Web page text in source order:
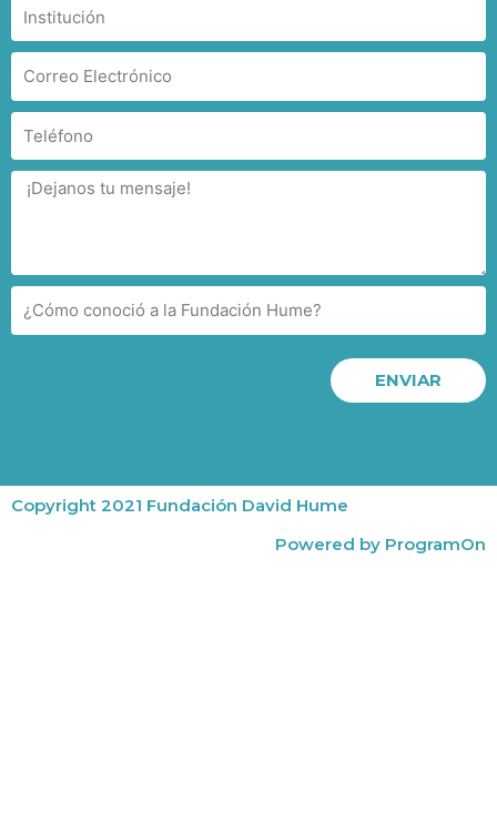
ENVIAR
Copyright 2021 Fundación David Hume
Powered by ProgramOn